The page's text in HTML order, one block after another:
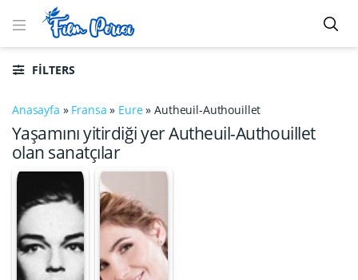
FILTERS
Anasayfa » Fransa » Eure»Autheuil-Authouillet
Yaşamını yitirdiği yer Autheuil-Authouillet
olan sanatçılar